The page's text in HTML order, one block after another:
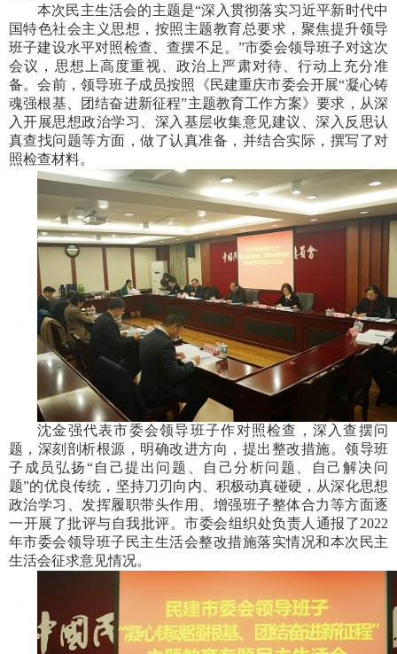
本次民主生活会的主题是“深入贯彻落实习近平新时代中
国特色社会主义思想，按照主题教育总要求，聚焦提升领导
班子建设水平对照检查、查摆不足。”市委会领导班子对这次
会议，思想上高度重视、政治上严肃对待、行动上充分准
备。会前，领导班子成员按照《民建重庆市委会开展“凝心铸
魂强根基、团结奋进新征程”主题教育工作方案》要求，从深
入开展思想政治学习、深入基层收集意见建议、深入反思认
真查找问题等方面，做了认真准备，并结合实际，撰写了对
照检查材料。
沈金强代表市委会领导班子作对照检查，深入查摆问
题，深刻剖析根源，明确改进方向，提出整改措施。领导班
子成员弘扬“自己提出问题、自己分析问题、自己解决问
题”的优良传统，坚持刀刃向内、积极动真碰硬，从深化思想
政治学习、发挥履职带头作用、增强班子整体合力等方面逐
一开展了批评与自我批评。市委会组织处负责人通报了2022
年市委会领导班子民主生活会整改措施落实情况和本次民主
生活会征求意见情况。